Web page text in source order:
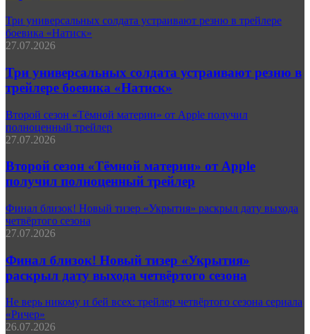
Три универсальных солдата устраивают резню в трейлере
боевика «Натиск»
27.07.2026
Три универсальных солдата устраивают резню в
трейлере боевика «Натиск»
Второй сезон «Тёмной материи» от Apple получил
полноценный трейлер
27.07.2026
Второй сезон «Тёмной материи» от Apple
получил полноценный трейлер
Финал близок! Новый тизер «Укрытия» раскрыл дату выхода
четвёртого сезона
27.07.2026
Финал близок! Новый тизер «Укрытия»
раскрыл дату выхода четвёртого сезона
Не верь никому и бей всех: трейлер четвёртого сезона сериала
«Ричер»
26.07.2026